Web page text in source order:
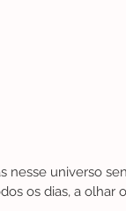
nesse universo
os dias, a